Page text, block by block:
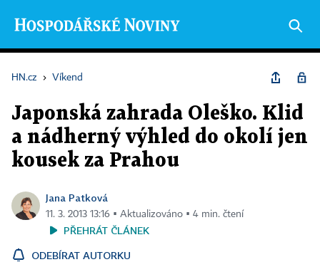
HN.cz › Víkend
Japonská zahrada Oleško. Klid
a nádherný výhled do okolí jen
kousek za Prahou
Jana Patková
11. 3. 2013 13:16 ▪ Aktualizováno ▪ 4 min. čtení
PŘEHRÁT ČLÁNEK
ODEBÍRAT AUTORKU